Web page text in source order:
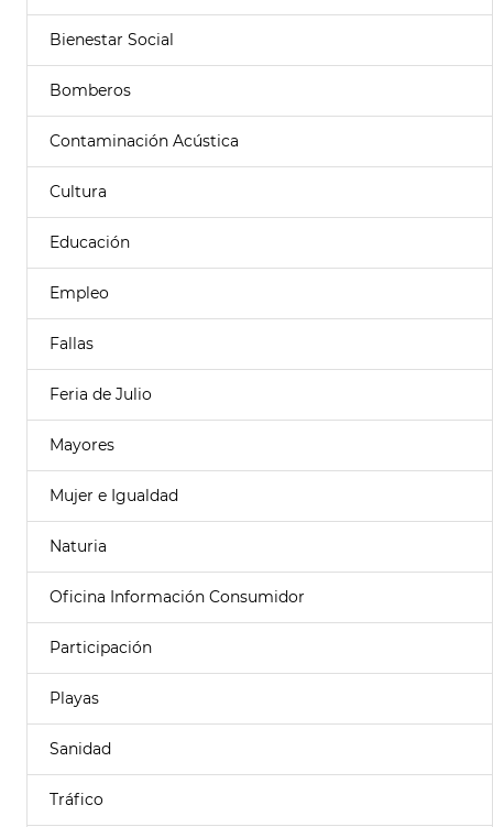
Bienestar Social
Bomberos
Contaminación Acústica
Cultura
Educación
Empleo
Fallas
Feria de Julio
Mayores
Mujer e Igualdad
Naturia
Oficina Información Consumidor
Participación
Playas
Sanidad
Tráfico